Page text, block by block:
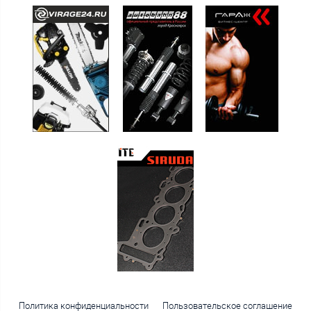
Политика конфиденциальности Пользовательское соглашение